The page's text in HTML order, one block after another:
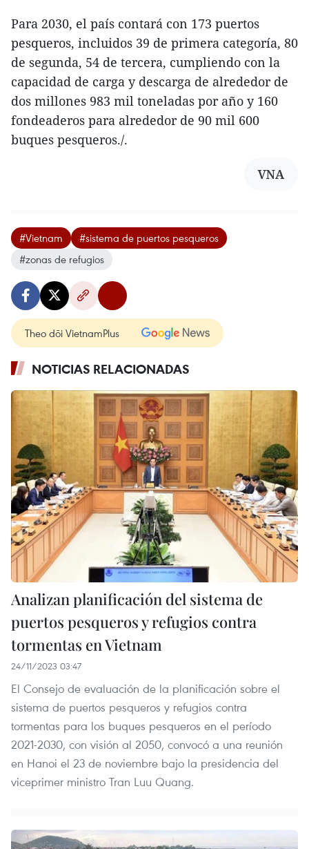
Para 2030, el país contará con 173 puertos
pesqueros, incluidos 39 de primera categoría, 80
de segunda, 54 de tercera, cumpliendo con la
capacidad de carga y descarga de alrededor de
dos millones 983 mil toneladas por año y 160
fondeaderos para alrededor de 90 mil 600
buques pesqueros./.
VNA
#Vietnam
#sistema de puertos pesqueros
#zonas de refugios
Theo dõi VietnamPlus
NOTICIAS RELACIONADAS
Analizan planificación del sistema de
puertos pesqueros y refugios contra
tormentas en Vietnam
24/11/2023 03:47
El Consejo de evaluación de la planificación sobre el
sistema de puertos pesqueros y refugios contra
tormentas para los buques pesqueros en el período
2021-2030, con visión al 2050, convocó a una reunión
en Hanoi el 23 de noviembre bajo la presidencia del
viceprimer ministro Tran Luu Quang.